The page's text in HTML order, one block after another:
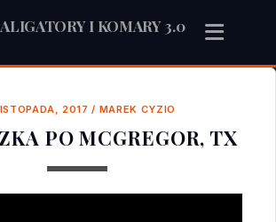
I KOMARY 3.0
2017 / MAREK CYZIO
PO MCGREGOR, TX